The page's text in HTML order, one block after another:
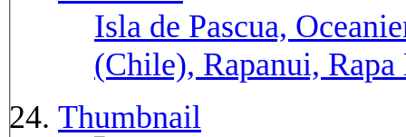
Isla de Pascua,
(Chile), Rapanui,
Thumbnail